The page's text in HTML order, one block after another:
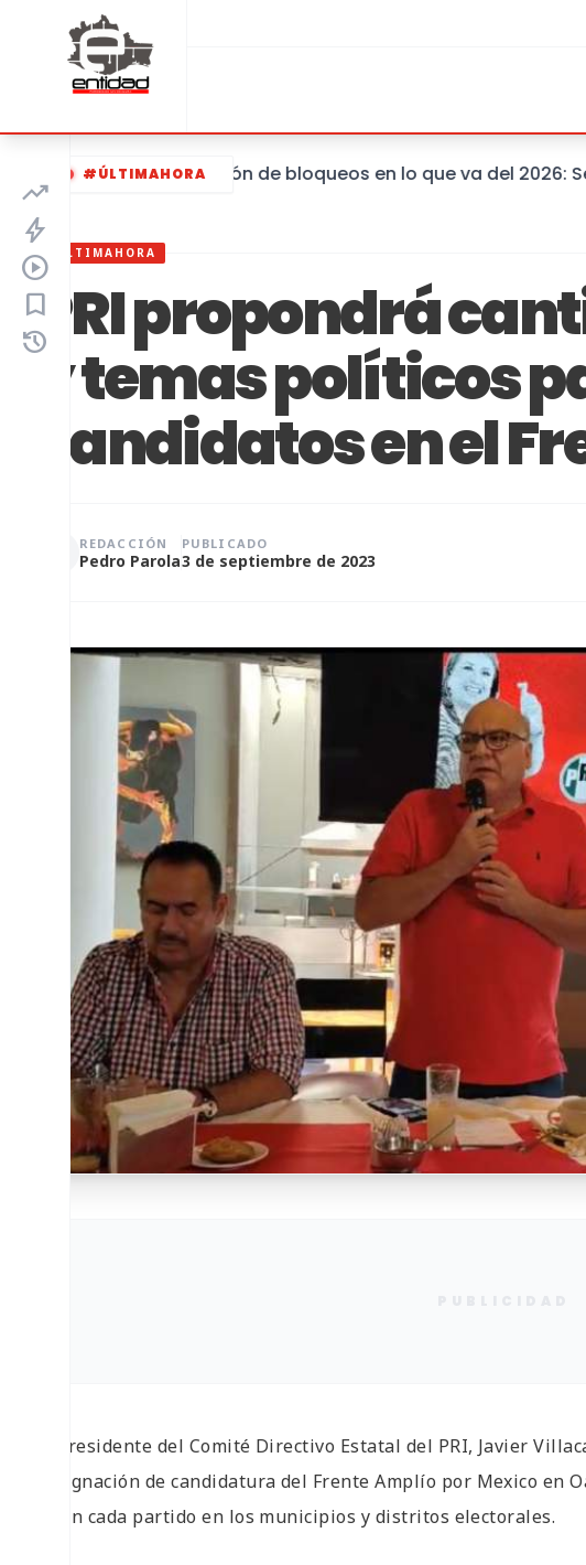
#ÚLTIMAHORA
Hay una reducción de bloqueos en lo que va del 2026: Sego
trending_up
bolt
play_circle
bookmark
history
#ÚLTIMAHORA
PRI propondrá
y temas políticos
candidatos en el
REDACCIÓN
Pedro Parola
PUBLICADO
3 de septiembre de 2023
El presidente del Comité Directivo Estatal del PRI, Javier
designación de candidatura del Frente Amplío por Mexico en
traen cada partido en los municipios y distritos electorales.